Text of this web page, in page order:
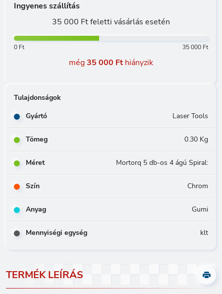
TERMÉK LEÍRÁS
Ingyenes szállítás
35 000 Ft feletti vásárlás esetén
0 Ft 35 000 Ft
még35 000 Fthiányzik
Tulajdonságok
Gyártó
Laser Tools
Tömeg 0.30 Kg
Méret Mortorq 5 db-os 4 ágú Spiral:
Szín Chrom
Anyag Gumi
Mennyiségi egység klt